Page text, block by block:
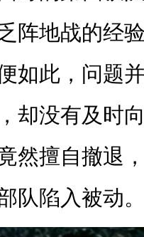
阵地战的经
如此，问题
却没有及时
然擅自撤退
队陷入被动